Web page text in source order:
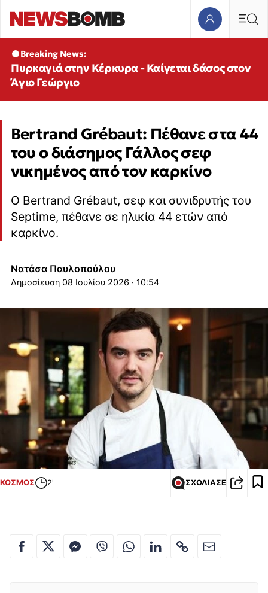
Breaking News:
Πυρκαγιά στην Κέρκυρα - Καίγεται δάσος στον
Άγιο Γεώργιο
Bertrand Grébaut: Πέθανε στα 44
του ο διάσημος Γάλλος σεφ
νικημένος από τον καρκίνο
Ο Bertrand Grébaut, σεφ και συνιδρυτής του
Septime, πέθανε σε ηλικία 44 ετών από
καρκίνο.
Νατάσα Παυλοπούλου
08 Ιουλίου 2026 · 10:54
ΚΟΣΜΟΣ 2' ΣΧΟΛΙΑΣΕ